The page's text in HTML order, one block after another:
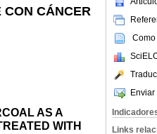
Links
CON CÁNCER
AS A
WITH